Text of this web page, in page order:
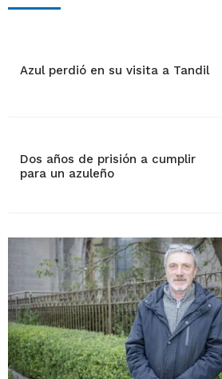
Azul perdió en su visita a Tandil
Dos años de prisión a cumplir
para un azuleño